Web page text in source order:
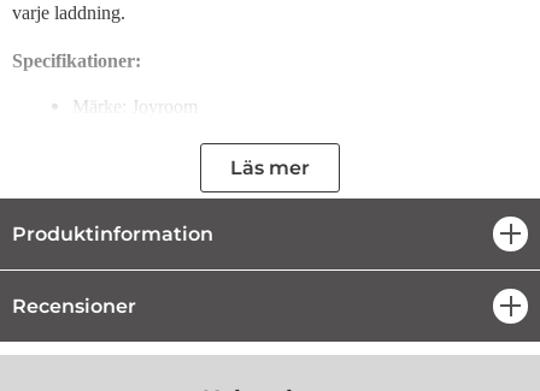
varje laddning.
Specifikationer:
Märke: Joyroom
Ingång: AC 110-240V, 50/60Hz, 0.65A max
USB-C: 5V/3A, 9V/3A, 12V/2.5A, PPS: 3.3 - 11V/2.7A
Material: PC-plast
Färg: Vit
Viktigaste Fördelarna med Joyroom JR-TCF24 Väggladdare:
Läs mer
Produktinformation
Recensioner